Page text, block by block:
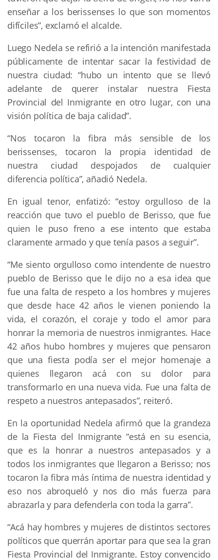
enseñar a los berissenses lo que son momentos
difíciles”, exclamó el alcalde.
Luego Nedela se refirió a la intención manifestada
públicamente de intentar sacar la festividad de
nuestra ciudad: “hubo un intento que se llevó
adelante de querer instalar nuestra Fiesta
Provincial del Inmigrante en otro lugar, con una
visión política de baja calidad”.
“Nos tocaron la fibra más sensible de los
berissenses, tocaron la propia identidad de
nuestra ciudad despojados de cualquier
diferencia política”, añadió Nedela.
En igual tenor, enfatizó: “estoy orgulloso de la
reacción que tuvo el pueblo de Berisso, que fue
quien le puso freno a ese intento que estaba
claramente armado y que tenía pasos a seguir”.
“Me siento orgulloso como intendente de nuestro
pueblo de Berisso que le dijo no a esa idea que
fue una falta de respeto a los hombres y mujeres
que desde hace 42 años le vienen poniendo la
vida, el corazón, el coraje y todo el amor para
honrar la memoria de nuestros inmigrantes. Hace
42 años hubo hombres y mujeres que pensaron
que una fiesta podía ser el mejor homenaje a
quienes llegaron acá con su dolor para
transformarlo en una nueva vida. Fue una falta de
respeto a nuestros antepasados”, reiteró.
En la oportunidad Nedela afirmó que la grandeza
de la Fiesta del Inmigrante “está en su esencia,
que es la honrar a nuestros antepasados y a
todos los inmigrantes que llegaron a Berisso; nos
tocaron la fibra más íntima de nuestra identidad y
eso nos abroqueló y nos dio más fuerza para
abrazarla y para defenderla con toda la garra”.
“Acá hay hombres y mujeres de distintos sectores
políticos que querrán aportar para que sea la gran
Fiesta Provincial del Inmigrante. Estoy convencido